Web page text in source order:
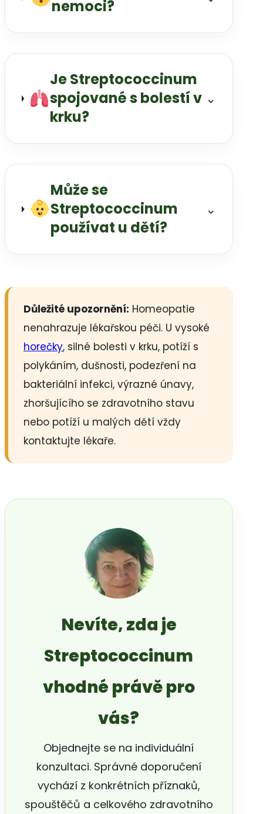
nemoci?
Je Streptococcinum
spojované s bolestí v
krku?
⌄
Může se
Streptococcinum
používat u dětí?
⌄
Důležité upozornění: Homeopatie
nenahrazuje lékařskou péči. U vysoké
horečky, silné bolesti v krku, potíží s
polykáním, dušnosti, podezření na
bakteriální infekci, výrazné únavy,
zhoršujícího se zdravotního stavu
nebo potíží u malých dětí vždy
kontaktujte lékaře.
Nevíte, zda je
Streptococcinum
vhodné právě pro
vás?
Objednejte se na individuální
konzultaci. Správné doporučení
vychází z konkrétních příznaků,
spouštěčů a celkového zdravotního